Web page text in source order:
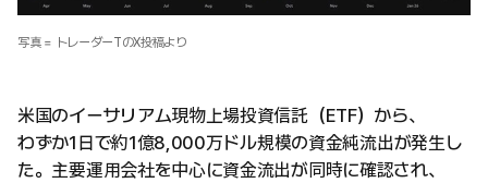
写真 = トレーダーTのX投稿より
米国のイーサリアム現物上場投資信託（ETF）から、
わずか1日で約1億8,000万ドル規模の資金純流出が発生し
た。主要運用会社を中心に資金流出が同時に確認され、